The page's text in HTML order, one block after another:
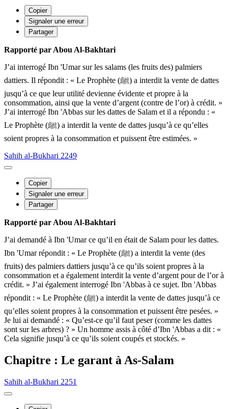
Copier
Signaler une erreur
Partager
Rapporté par Abou Al-Bakhtari
J’ai interrogé Ibn 'Umar sur les salams (les fruits des) palmiers
dattiers. Il répondit : « Le Prophète (ﷺ) a interdit la vente de dattes
jusqu’à ce que leur utilité devienne évidente et propre à la
consommation, ainsi que la vente d’argent (contre de l’or) à crédit. »
J’ai interrogé Ibn 'Abbas sur les dattes de Salam et il a répondu : «
Le Prophète (ﷺ) a interdit la vente de dattes jusqu’à ce qu’elles
soient propres à la consommation et puissent être estimées. »
Sahih al-Bukhari 2249
Copier
Signaler une erreur
Partager
Rapporté par Abou Al-Bakhtari
J’ai demandé à Ibn 'Umar ce qu’il en était de Salam pour les dattes.
Ibn 'Umar répondit : « Le Prophète (ﷺ) a interdit la vente (des
fruits) des palmiers dattiers jusqu’à ce qu’ils soient propres à la
consommation et a également interdit la vente d’argent pour de l’or à
crédit. » J’ai également interrogé Ibn 'Abbas à ce sujet. Ibn 'Abbas
répondit : « Le Prophète (ﷺ) a interdit la vente de dattes jusqu’à ce
qu’elles soient propres à la consommation et puissent être pesées. »
Je lui ai demandé : « Qu’est-ce qu’il faut peser (comme les dattes
sont sur les arbres) ? » Un homme assis à côté d’Ibn 'Abbas a dit : «
Cela signifie jusqu’à ce qu’ils soient coupés et stockés. »
Chapitre : Le garant à As-Salam
Sahih al-Bukhari 2251